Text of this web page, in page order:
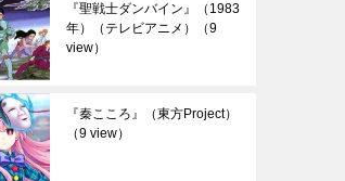
『聖戦士ダンバイン』（1983
年）（テレビアニメ）
（9
view）
『秦こころ』（東方Project）
（9 view）